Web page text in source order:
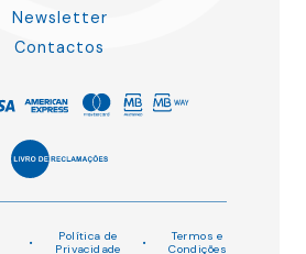
Newsletter
Contactos
•
Política de
Privacidade
•
Termos e
Condições